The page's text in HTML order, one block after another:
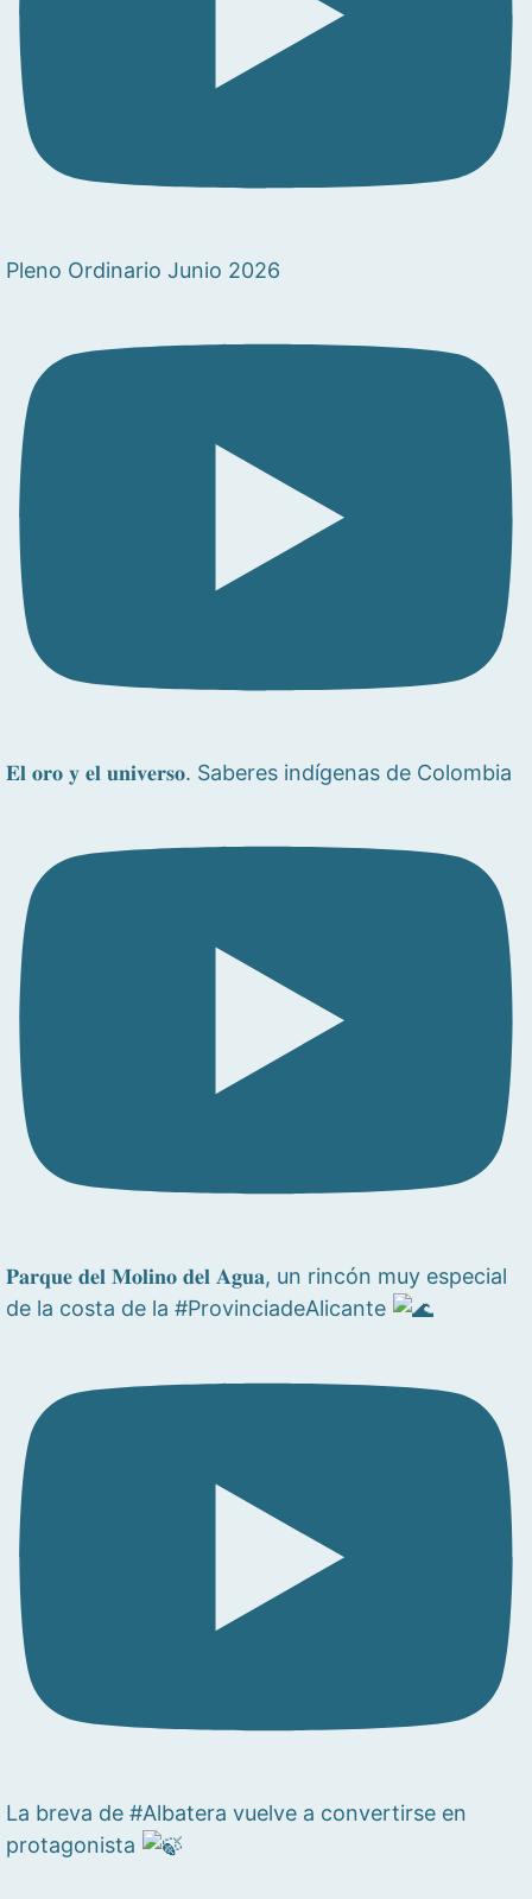
Pleno Ordinario Junio 2026
𝐄𝐥 𝐨𝐫𝐨 𝐲 𝐞𝐥 𝐮𝐧𝐢𝐯𝐞𝐫𝐬𝐨. Saberes indígenas de Colombia
𝐏𝐚𝐫𝐪𝐮𝐞 𝐝𝐞𝐥 𝐌𝐨𝐥𝐢𝐧𝐨 𝐝𝐞𝐥 𝐀𝐠𝐮𝐚, un rincón muy especial
de la costa de la #ProvinciadeAlicante
La breva de #Albatera vuelve a convertirse en
protagonista